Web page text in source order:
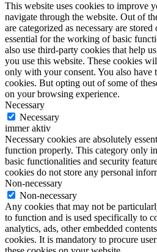
This website uses cookies to improve
navigate through the website. Out of
are categorized as necessary are
essential for the working of basic
also use third-party cookies that help
you use this website. These cookies
only with your consent. You also have
cookies. But opting out of some of
on your browsing experience.
Necessary
Necessary
immer aktiv
Necessary cookies are absolutely
function properly. This category only
basic functionalities and security
cookies do not store any personal
Non-necessary
Non-necessary
Any cookies that may not be
to function and is used specifically to
analytics, ads, other embedded
cookies. It is mandatory to procure